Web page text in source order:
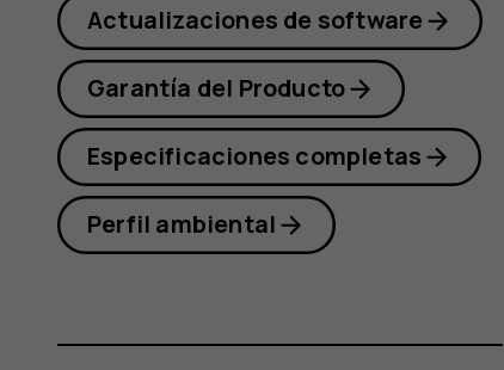
Actualizaciones de software
Garantía del Producto
Especificaciones completas
Perfil ambiental